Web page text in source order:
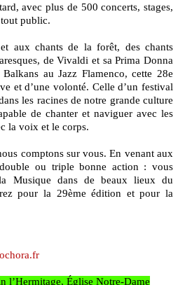
avec plus de 500 concerts, stages,
public.
aux chants de la forêt, des chants
de Vivaldi et sa Prima Donna
au Jazz Flamenco, cette 28e
et d’une volonté. Celle d’un festival
les racines de notre grande culture
de chanter et naviguer avec les
la voix et le corps.
comptons sur vous. En venant aux
ou triple bonne action : vous
Musique dans de beaux lieux du
pour la 29ème édition et pour la
l’Hermitage, Église Notre-Dame